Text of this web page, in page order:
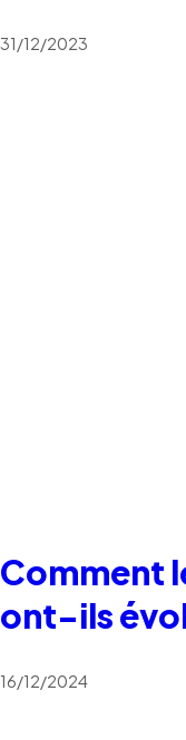
31/12/2023
Comment
ont-ils
16/12/2024